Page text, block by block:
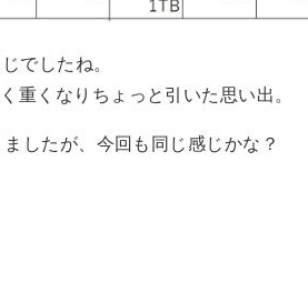
でしたね。
重くなりちょっと引いた思い出。
したが、今回も同じ感じかな？